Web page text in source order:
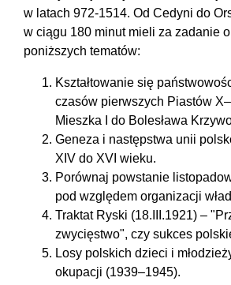
w latach 972-1514. Od Cedyni do
w ciągu 180 minut mieli za zadanie
poniższych tematów:
Kształtowanie się
czasów pierwszych Piastów
Mieszka I do Bolesława
Geneza i następstwa unii
XIV do XVI wieku.
Porównaj powstanie
pod względem organizacji
Traktat Ryski (18.III.1921) –
zwycięstwo", czy sukces
Losy polskich dzieci i
okupacji (1939–1945).